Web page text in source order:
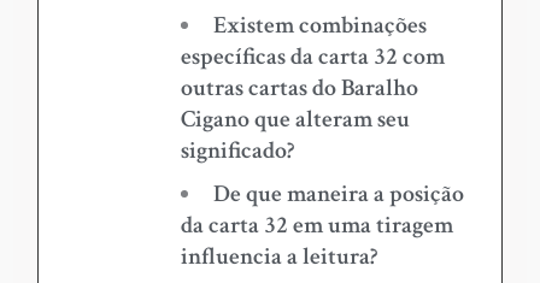
Existem combinações
específicas da carta 32 com
outras cartas do Baralho
Cigano que alteram seu
significado?
De que maneira a posição
da carta 32 em uma tiragem
influencia a leitura?